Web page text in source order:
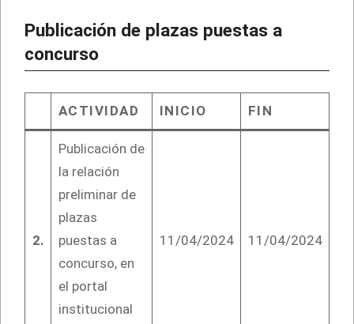
Publicación de plazas puestas a
concurso
ACTIVIDAD INICIO FIN
2.
Publicación de
la relación
preliminar de
plazas
puestas a
concurso, en
el portal
institucional
11/04/2024 11/04/2024